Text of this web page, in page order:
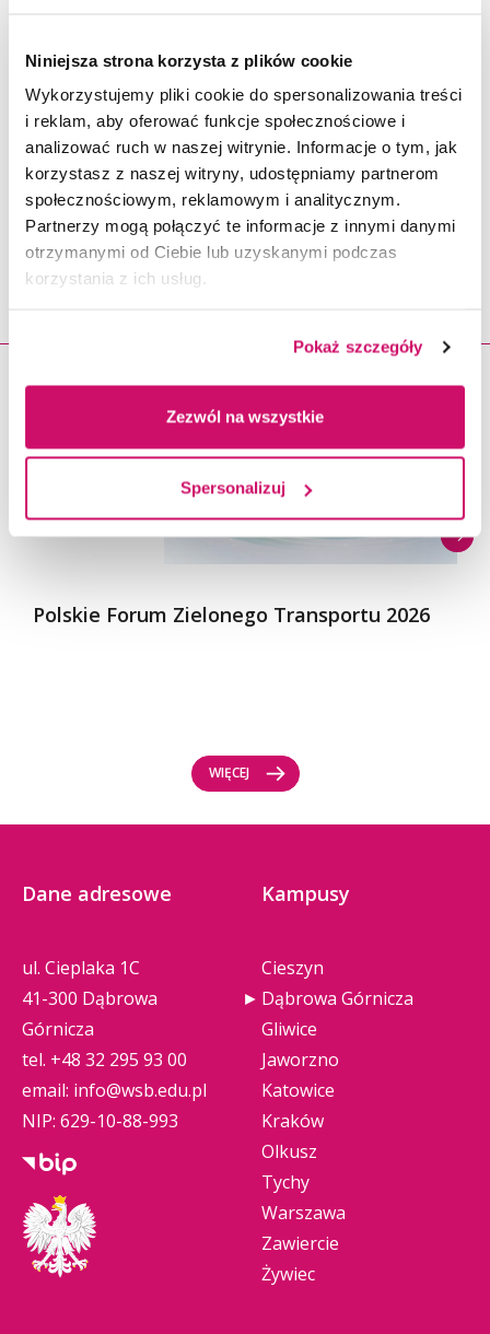
Niniejsza strona korzysta z plików cookie
Wykorzystujemy pliki cookie do spersonalizowania treści
i reklam, aby oferować funkcje społecznościowe i
analizować ruch w naszej witrynie. Informacje o tym, jak
korzystasz z naszej witryny, udostępniamy partnerom
społecznościowym, reklamowym i analitycznym.
Partnerzy mogą połączyć te informacje z innymi danymi
otrzymanymi od Ciebie lub uzyskanymi podczas
korzystania z ich usług.
Pokaż szczegóły
Zezwól na wszystkie
Spersonalizuj
Wydarzenia - Uroczystość
nadania tytułu DOKTORA
HONORIS CAUSA Akademii
WSB Panu Markowi
Kwiekowi
23.11.2026
Polskie Forum Zielonego Transportu 2026
WIĘCEJ
Dane adresowe
ul. Cieplaka 1C
41-300 Dąbrowa
Górnicza
tel. +48 32 295 93 00
email: info@wsb.edu.pl
NIP: 629-10-88-993
Kampusy
Cieszyn
Dąbrowa Górnicza
Gliwice
Jaworzno
Katowice
Kraków
Olkusz
Tychy
Warszawa
Zawiercie
Żywiec